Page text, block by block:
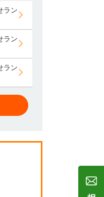
ラン
ラン
ラン